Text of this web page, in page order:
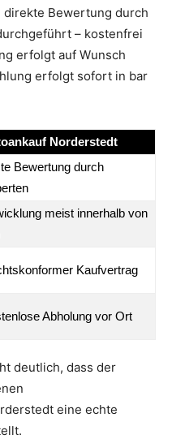
direkte Bewertung durch
– kostenfrei
erfolgt auf Wunsch
erfolgt sofort in bar
Norderstedt
Bewertung durch
meist innerhalb von
Kaufvertrag
Abholung vor Ort
deutlich, dass der
eine echte